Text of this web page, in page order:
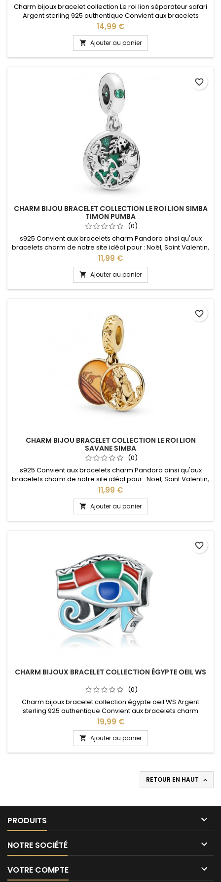
Charm bijoux bracelet collection Le roi lion séparateur safari
Argent sterling 925 authentique Convient aux bracelets
charm Pandora ainsi qu'aux bracelets charm de notre site
idéal pour : Noël, Saint Valentin, anniversaire, anniversaire de
mariage
Prix
14,99 €
 Ajouter au panier
CHARM BIJOU BRACELET COLLECTION LE ROI LION SIMBA
TIMON PUMBA
(0)
s925 Convient aux bracelets charm Pandora ainsi qu'aux
bracelets charm de notre site idéal pour : Noël, Saint Valentin,
anniversaire, anniversaire de mariage
Prix
11,99 €
 Ajouter au panier
favorite_border
CHARM BIJOU BRACELET COLLECTION LE ROI LION
SAVANE SIMBA
(0)
s925 Convient aux bracelets charm Pandora ainsi qu'aux
bracelets charm de notre site idéal pour : Noël, Saint Valentin,
anniversaire, anniversaire de mariage
Prix
11,99 €
 Ajouter au panier
favorite_border
CHARM BIJOUX BRACELET COLLECTION ÉGYPTE OEIL WS
(0)
Charm bijoux bracelet collection égypte oeil WS Argent
sterling 925 authentique Convient aux bracelets charm
Pandora ainsi qu'aux bracelets charm de notre site idéal
pour : Noël, Saint Valentin, anniversaire, anniversaire de
mariage
Prix
19,99 €
 Ajouter au panier
favorite_border
RETOUR EN HAUT 
PRODUITS 
NOTRE SOCIÉTÉ 
VOTRE COMPTE 